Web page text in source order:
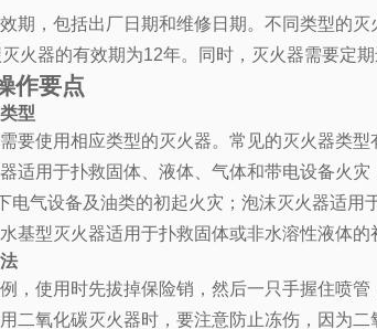
期，包括出厂日期和维修日期。不同类型的
火器的有效期为12年。同时，灭火器需要定
作要点
型
要使用相应类型的灭火器。常见的灭火器类
适用于扑救固体、液体、气体和带电设备火
电气设备及油类的初起火灾；泡沫灭火器适
基型灭火器适用于扑救固体或非水溶性液体的
，使用时先拔掉保险销，然后一只手握住喷
二氧化碳灭火器时，要注意防止冻伤，因为